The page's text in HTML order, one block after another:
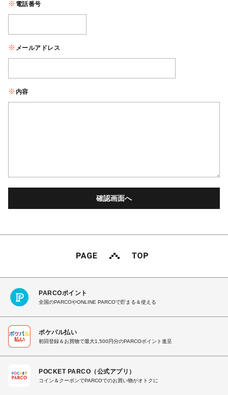
電話番号
メールアドレス
内容
PARCOポイント
全国のPARCOやONLINE PARCOで貯まる＆使える
ポケパル払い
初回登録＆お買物で最大1,500円分のPARCOポイント進呈
POCKET PARCO（公式アプリ）
コイン＆クーポンでPARCOでのお買い物がオトクに